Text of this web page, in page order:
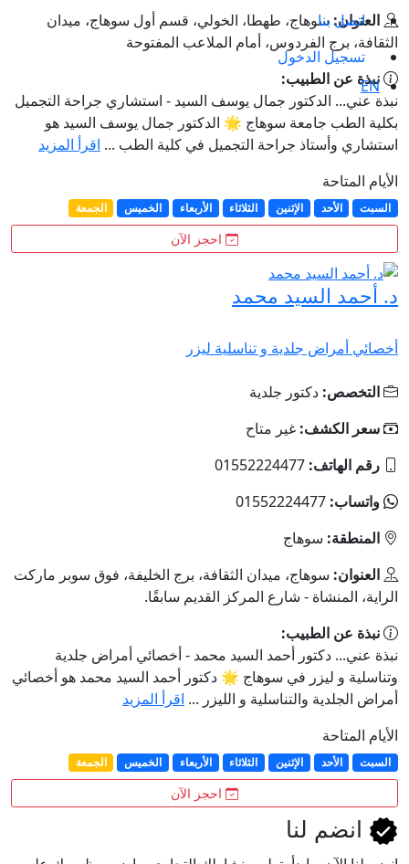
اتصل بنا
تسجيل الدخول
EN
العنوان: سوهاج، طهطا، الخولي، قسم أول سوهاج، ميدان
الثقافة، برج الفردوس، أمام الملاعب المفتوحة
نبذة عن الطبيب:
نبذة عني... الدكتور جمال يوسف السيد - استشاري جراحة التجميل
بكلية الطب جامعة سوهاج 🌟 الدكتور جمال يوسف السيد هو
استشاري وأستاذ جراحة التجميل في كلية الطب ... اقرأ المزيد
الأيام المتاحة
السبت الأحد الإثنين الثلاثاء الأربعاء الخميس الجمعة
احجز الآن
د. أحمد السيد محمد
أخصائي أمراض جلدية و تناسلية ليزر
التخصص: دكتور جلدية
سعر الكشف: غير متاح
رقم الهاتف: 01552224477
واتساب: 01552224477
المنطقة: سوهاج
العنوان: سوهاج، ميدان الثقافة، برج الخليفة، فوق سوبر ماركت
الراية، المنشاة - شارع المركز القديم سابقًا.
نبذة عن الطبيب:
نبذة عني... دكتور أحمد السيد محمد - أخصائي أمراض جلدية
وتناسلية و ليزر في سوهاج 🌟 دكتور أحمد السيد محمد هو أخصائي
أمراض الجلدية والتناسلية و الليزر ... اقرأ المزيد
الأيام المتاحة
السبت الأحد الإثنين الثلاثاء الأربعاء الخميس الجمعة
احجز الآن
انضم لنا